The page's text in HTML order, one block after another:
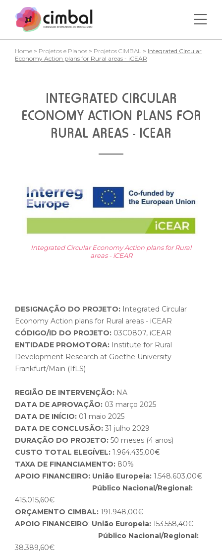
Home > Projetos e Planos > Projetos CIMBAL > Integrated Circular
Economy Action plans for Rural areas - iCEAR
INTEGRATED CIRCULAR
ECONOMY ACTION PLANS FOR
RURAL AREAS - ICEAR
Integrated Circular Economy Action plans for Rural
areas - iCEAR
DESIGNAÇÃO DO PROJETO: Integrated Circular
Economy Action plans for Rural areas - iCEAR
CÓDIGO/ID DO PROJETO: 03C0807, iCEAR
ENTIDADE PROMOTORA: Institute for Rural
Development Research at Goethe University
Frankfurt/Main (IfLS)
REGIÃO DE INTERVENÇÃO: NA
DATA DE APROVAÇÃO: 03 março 2025
DATA DE INÍCIO: 01 maio 2025
DATA DE CONCLUSÃO: 31 julho 2029
DURAÇÃO DO PROJETO: 50 meses (4 anos)
CUSTO TOTAL ELEGÍVEL: 1.964.435,00€
TAXA DE FINANCIAMENTO: 80%
APOIO FINANCEIRO: União Europeia: 1.548.603,00€
Público Nacional/Regional:
415.015,60€
ORÇAMENTO CIMBAL: 191.948,00€
APOIO FINANCEIRO: União Europeia: 153.558,40€
Público Nacional/Regional:
38.389,60€